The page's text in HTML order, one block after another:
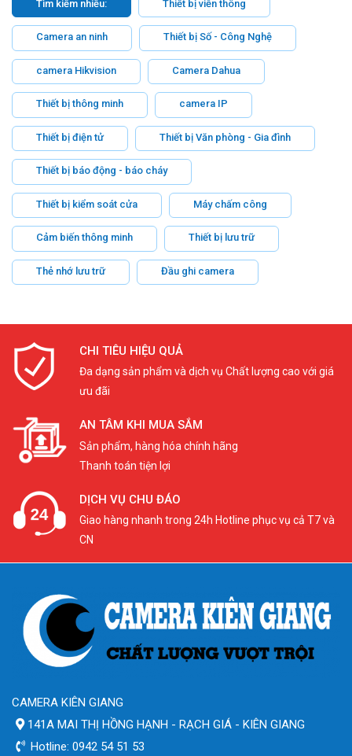
Tìm kiếm nhiều: Thiết bị viễn thông
Camera an ninh Thiết bị Số - Công Nghệ
camera Hikvision Camera Dahua
Thiết bị thông minh camera IP
Thiết bị điện tử Thiết bị Văn phòng - Gia đình
Thiết bị báo động - báo cháy
Thiết bị kiểm soát cửa Máy chấm công
Cảm biến thông minh Thiết bị lưu trữ
Thẻ nhớ lưu trữ Đầu ghi camera
CHI TIÊU HIỆU QUẢ
Đa dạng sản phẩm và dịch vụ Chất lượng cao với giá
ưu đãi
AN TÂM KHI MUA SẮM
Sản phẩm, hàng hóa chính hãng
Thanh toán tiện lợi
DỊCH VỤ CHU ĐÁO
Giao hàng nhanh trong 24h Hotline phục vụ cả T7 và
CN
CAMERA KIÊN GIANG
141A MAI THỊ HỒNG HẠNH - RẠCH GIÁ - KIÊN GIANG
Hotline: 0942 54 51 53